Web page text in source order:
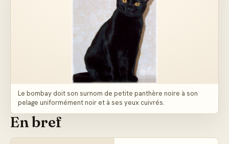
Le bombay doit son surnom de petite panthère noire à son
pelage uniformément noir et à ses yeux cuivrés.
En bref